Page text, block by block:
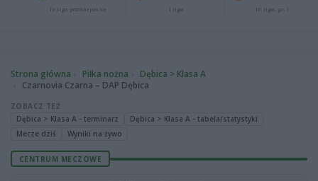
IV liga podkarpacka I liga III liga, gr. IV
Strona główna Piłka nożna
Dębica > Klasa A
Czarnovia Czarna – DAP Dębica
ZOBACZ TEŻ
Dębica > Klasa A - terminarz
Dębica > Klasa A - tabela/statystyki
Mecze dziś
Wyniki na żywo
CENTRUM MECZOWE